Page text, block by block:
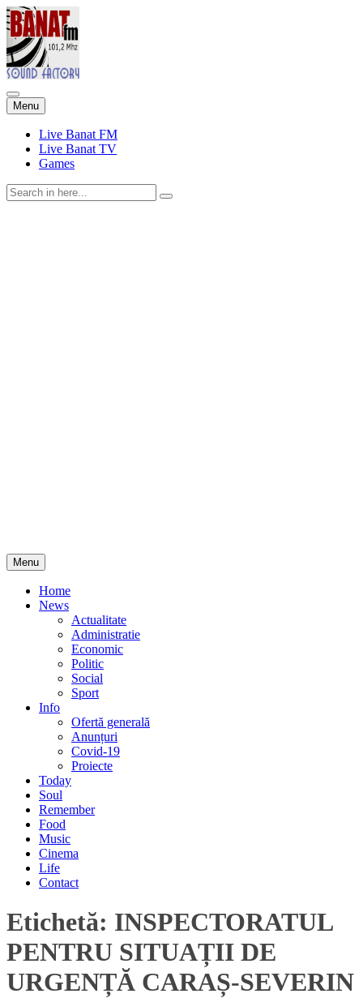
Menu Skip
to
content
Live Banat FM
Live Banat TV
Games
Search
for:
Menu Skip
to
content
Home
News
Actualitate
Administratie
Economic
Politic
Social
Sport
Info
Ofertă generală
Anunțuri
Covid-19
Proiecte
Today
Soul
Remember
Food
Music
Cinema
Life
Contact
Etichetă: INSPECTORATUL
PENTRU SITUAȚII DE
URGENȚĂ CARAȘ-SEVERIN